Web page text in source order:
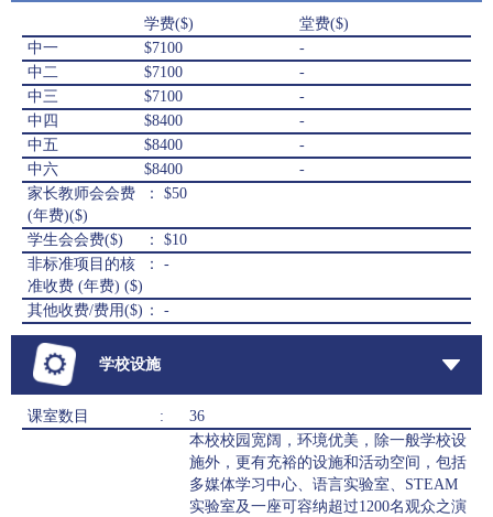
学费($)
堂费($)
中一
$7100
-
中二
$7100
-
中三
$7100
-
中四
$8400
-
中五
$8400
-
中六
$8400
-
家长教师会会费
(年费)($)
： $50
学生会会费($)
： $10
非标准项目的核
准收费 (年费) ($)
： -
其他收费/费用($) ： -
学校设施
课室数目 : 36
本校校园宽阔，环境优美，除一般学校设
施外，更有充裕的设施和活动空间，包括
多媒体学习中心、语言实验室、STEAM
实验室及一座可容纳超过1200名观众之演